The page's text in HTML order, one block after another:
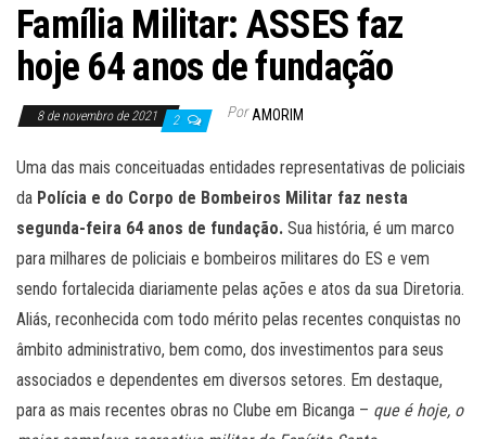
Família Militar: ASSES faz
hoje 64 anos de fundação
8 de novembro de 2021 2 Por AMORIM
Uma das mais conceituadas entidades representativas de policiais
da Polícia e do Corpo de Bombeiros Militar faz nesta
segunda-feira 64 anos de fundação. Sua história, é um marco
para milhares de policiais e bombeiros militares do ES e vem
sendo fortalecida diariamente pelas ações e atos da sua Diretoria.
Aliás, reconhecida com todo mérito pelas recentes conquistas no
âmbito administrativo, bem como, dos investimentos para seus
associados e dependentes em diversos setores. Em destaque,
para as mais recentes obras no Clube em Bicanga – que é hoje, o